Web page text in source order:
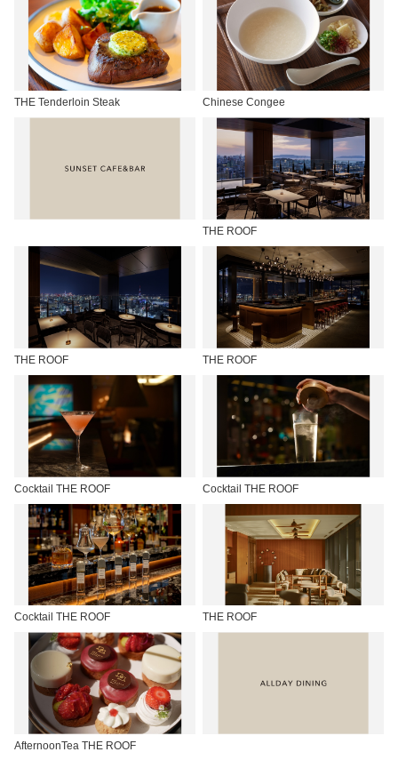
THE Tenderloin Steak Chinese Congee
THE ROOF
THE ROOF THE ROOF
Cocktail THE ROOF Cocktail THE ROOF
Cocktail THE ROOF THE ROOF
AfternoonTea THE ROOF